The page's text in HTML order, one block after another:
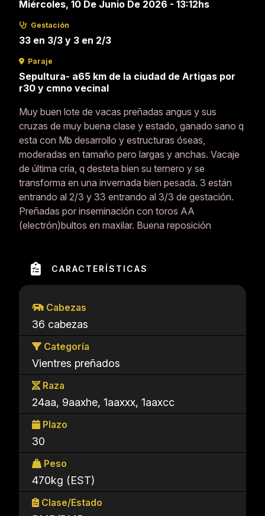
Miércoles, 10 De Junio De 2026 - 13:12hs
Gestación
33 en 3/3 y 3 en 2/3
Paraje
Sepultura- a65 km de la ciudad de Artigas por
r30 y cmno vecinal
Muy buen lote de vacas preñadas angus y sus
cruzas de muy buena clase y estado, ganado sano q
esta con Mb desarrollo y estructuras óseas,
moderadas en tamaño pero largas y anchas. Vacaje
de última cría, q desteta bien su ternero y se
transforma en una invernada bien pesada. 3 están
entrando al 2/3 y 33 entrando al 3/3 de gestación.
Preñadas por inseminación con toros AA
(electrón)bultos en maxilar. Buena reposición
CARACTERÍSTICAS
Cabezas
36 cabezas
Categoría
Vientres preñados
Raza
24aa, 9aaxhe, 1aaxxx, 1aaxcc
Plazo
30
Peso
470kg (EST)
Clase/Estado